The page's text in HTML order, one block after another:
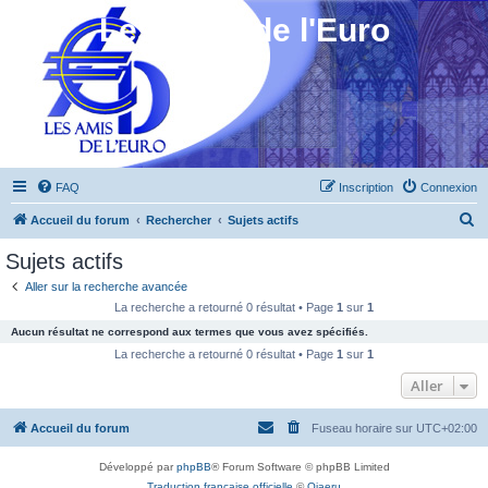
Les Amis de l'Euro
FAQ Connexion
Inscription
Accueil du forum Rechercher Sujets actifs
c
e
Sujets actifs
Aller sur la recherche avancée
La recherche a retourné 0 résultat • Page 1 sur 1
Aucun résultat ne correspond aux termes que vous avez spécifiés.
La recherche a retourné 0 résultat • Page 1 sur 1
Aller
Accueil du forum Fuseau horaire sur UTC+02:00
Développé parphpBB® Forum Software © phpBB Limited